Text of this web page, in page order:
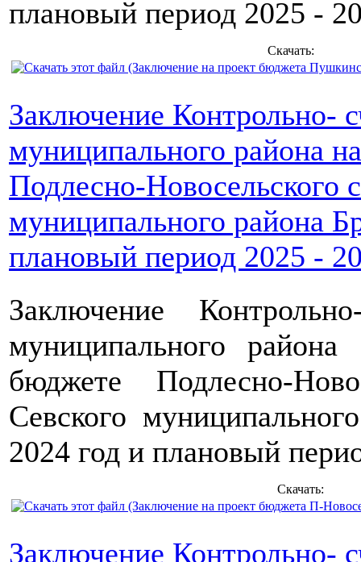
плановый период 2025 -
Скачать:
Заключение Контрольно-
муниципального района
Подлесно-Новосельского
муниципального района
плановый период 2025 -
Заключение
муниципального
бюджете Подлесно-
Севского
2024 год и плановый
Скачать:
Заключение Контрольно-